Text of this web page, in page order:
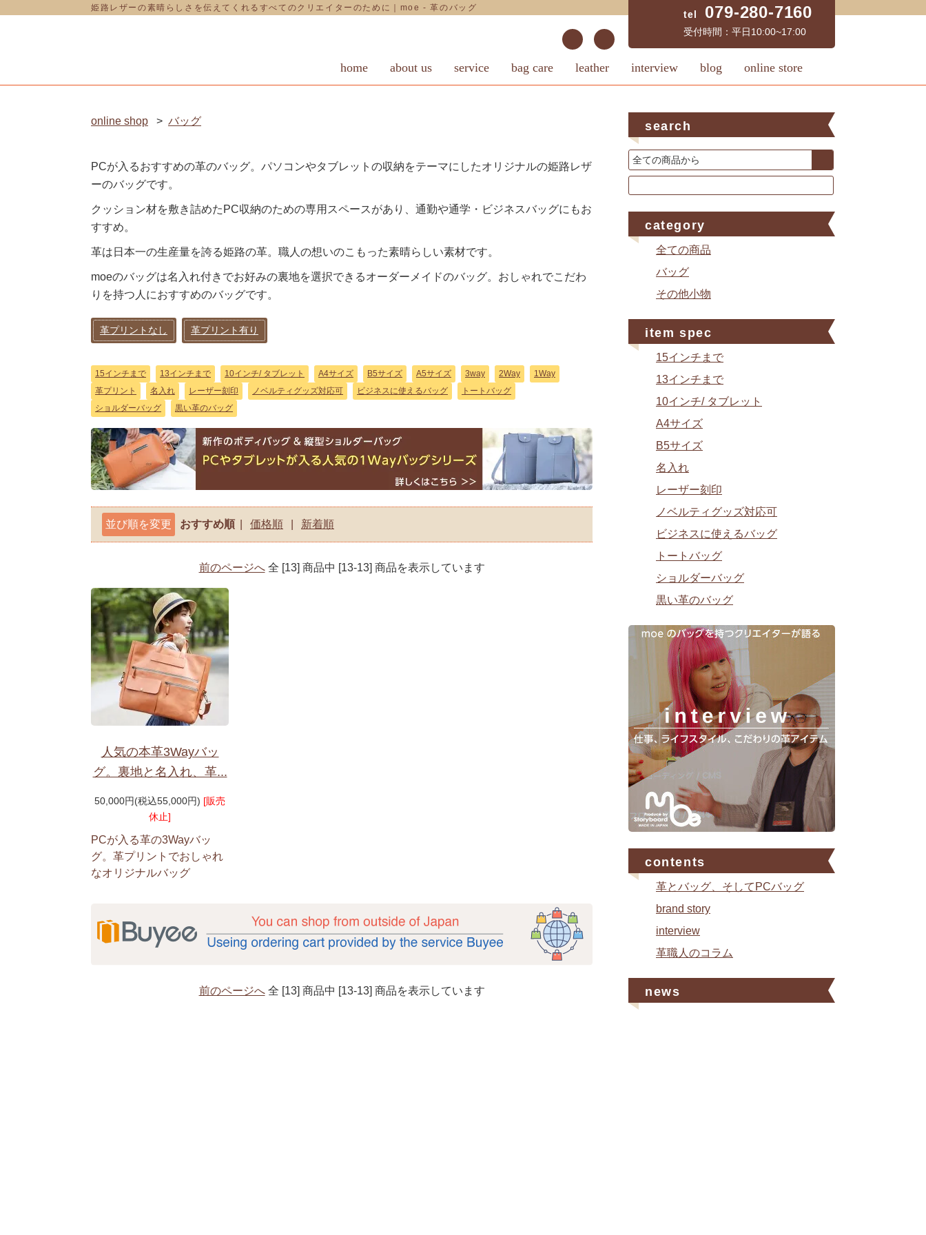
姫路レザーの素晴らしさを伝えてくれるすべてのクリエイターのために｜moe - 革のバッグ
home about us service bag care leather interview blog online store
079-280-7160
受付時間：平日10:00~17:00
online shop > バッグ
PCが入るおすすめの革のバッグ。パソコンやタブレットの収納をテーマにしたオリジナルの姫路レザ
ーのバッグです。
クッション材を敷き詰めたPC収納のための専用スペースがあり、通勤や通学・ビジネスバッグにもお
すすめ。
革は日本一の生産量を誇る姫路の革。職人の想いのこもった素晴らしい素材です。
moeのバッグは名入れ付きでお好みの裏地を選択できるオーダーメイドのバッグ。おしゃれでこだわ
りを持つ人におすすめのバッグです。
革プリントなし 革プリント有り
15インチまで 13インチまで 10インチ/ タブレット A4サイズ B5サイズ A5サイズ 3way 2Way
1Way
革プリント
名入れ レーザー刻印 ノベルティグッズ対応可 ビジネスに使えるバッグ
トートバッグ
ショルダーバッグ
黒い革のバッグ
並び順を変更 おすすめ順 価格順 新着順
前のページへ全 [13] 商品中 [13-13] 商品を表示しています
人気の本革3Wayバッ
グ。裏地と名入れ、革...
50,000円(税込55,000円) [販売
休止]
PCが入る革の3Wayバッ
グ。革プリントでおしゃれ
なオリジナルバッグ
前のページへ全 [13] 商品中 [13-13] 商品を表示しています
search
category
全ての商品
バッグ
その他小物
item spec
15インチまで
13インチまで
10インチ/ タブレット
A4サイズ
B5サイズ
名入れ
レーザー刻印
ノベルティグッズ対応可
ビジネスに使えるバッグ
トートバッグ
ショルダーバッグ
黒い革のバッグ
contents
革とバッグ、そしてPCバッグ
brand story
interview
革職人のコラム
news